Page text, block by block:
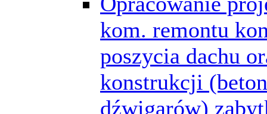
kom. remontu
poszycia dachu
konstrukcji
dźwigarów)